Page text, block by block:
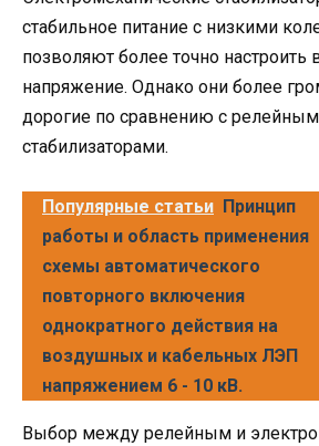
стабильное питание с низкими
позволяют более точно настроить
напряжение. Однако они более
дорогие по сравнению с
стабилизаторами.
Популярные статьи Принцип
работы и область применения
схемы автоматического
повторного включения
однократного действия на
воздушных и кабельных ЛЭП
напряжением 6 - 10 кВ.
Выбор между релейным и